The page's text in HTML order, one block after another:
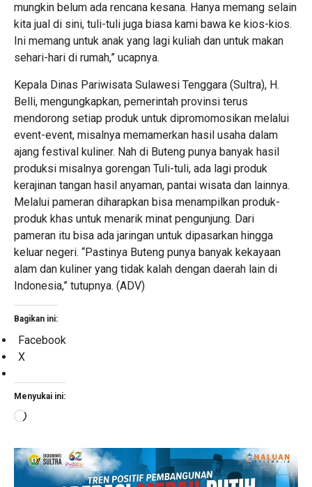
mungkin belum ada rencana kesana. Hanya memang selain
kita jual di sini, tuli-tuli juga biasa kami bawa ke kios-kios.
Ini memang untuk anak yang lagi kuliah dan untuk makan
sehari-hari di rumah,” ucapnya.
Kepala Dinas Pariwisata Sulawesi Tenggara (Sultra), H.
Belli, mengungkapkan, pemerintah provinsi terus
mendorong setiap produk untuk dipromomosikan melalui
event-event, misalnya memamerkan hasil usaha dalam
ajang festival kuliner. Nah di Buteng punya banyak hasil
produksi misalnya gorengan Tuli-tuli, ada lagi produk
kerajinan tangan hasil anyaman, pantai wisata dan lainnya.
Melalui pameran diharapkan bisa menampilkan produk-
produk khas untuk menarik minat pengunjung. Dari
pameran itu bisa ada jaringan untuk dipasarkan hingga
keluar negeri. “Pastinya Buteng punya banyak kekayaan
alam dan kuliner yang tidak kalah dengan daerah lain di
Indonesia,” tutupnya. (ADV)
Bagikan ini:
Facebook
X
Menyukai ini:
Memuat...